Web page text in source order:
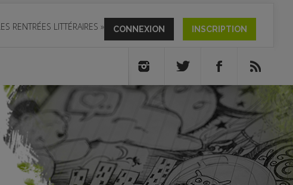
RENTRÉES LITTÉRAIRES » CONNEXION INSCRIPTION